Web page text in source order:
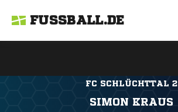
FUSSBALL.DE
FC SCHLÜCHTTAL 2
SIMON KRAUS